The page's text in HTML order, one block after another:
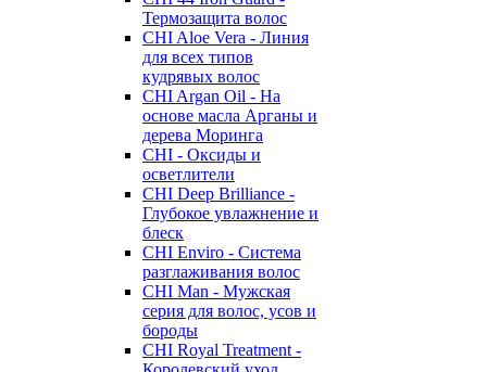
Термозащита волос
CHI Aloe Vera - Линия
для всех типов
кудрявых волос
CHI Argan Oil - На
основе масла Арганы и
дерева Моринга
CHI - Оксиды и
осветлители
CHI Deep Brilliance -
Глубокое увлажнение и
блеск
CHI Enviro - Система
разглаживания волос
CHI Man - Мужская
серия для волос, усов и
бороды
CHI Royal Treatment -